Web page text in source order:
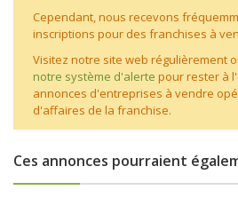
Cependant, nous recevons
inscriptions pour des franchises à
Visitez notre site web régulièrement
notre système d'alerte pour rester à
annonces d'entreprises à vendre
d'affaires de la franchise.
Ces annonces pourraient